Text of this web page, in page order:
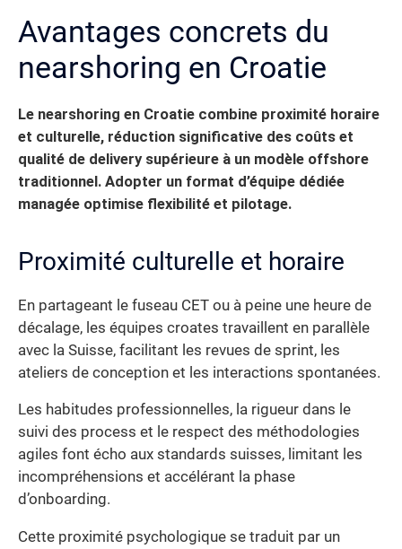
Avantages concrets du
nearshoring en Croatie
Le nearshoring en Croatie combine proximité horaire
et culturelle, réduction significative des coûts et
qualité de delivery supérieure à un modèle offshore
traditionnel. Adopter un format d’équipe dédiée
managée optimise flexibilité et pilotage.
Proximité culturelle et horaire
En partageant le fuseau CET ou à peine une heure de
décalage, les équipes croates travaillent en parallèle
avec la Suisse, facilitant les revues de sprint, les
ateliers de conception et les interactions spontanées.
Les habitudes professionnelles, la rigueur dans le
suivi des process et le respect des méthodologies
agiles font écho aux standards suisses, limitant les
incompréhensions et accélérant la phase
d’onboarding.
Cette proximité psychologique se traduit par un